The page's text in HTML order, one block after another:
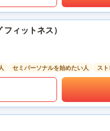
ィットネス）
セミパーソナルを始めたい人 スト